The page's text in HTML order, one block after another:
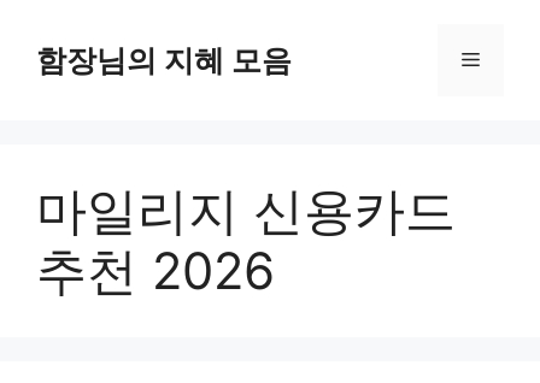
함장님의 지혜 모음 메
마일리지 신용카드
추천 2026